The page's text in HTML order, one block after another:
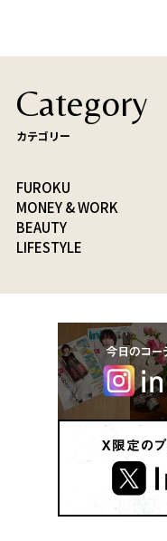
Category
カテゴリー
FUROKU
MONEY & WORK
BEAUTY
LIFESTYLE